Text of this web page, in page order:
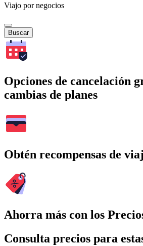
Viajo por negocios
Buscar
Opciones de cancelación
cambias de planes
Obtén recompensas de
Ahorra más con los
Consulta precios para